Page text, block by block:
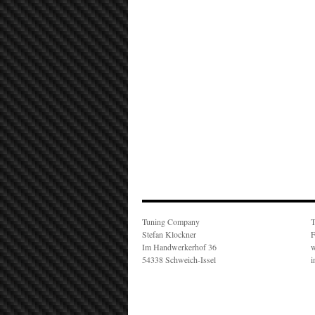
Tuning Company
Stefan Klockner
Im Handwerkerhof 36
54338 Schweich-Issel